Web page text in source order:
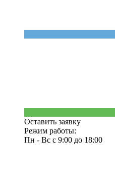
Оставить заявку
Режим работы:
Пн - Вс с 9:00 до 18:00